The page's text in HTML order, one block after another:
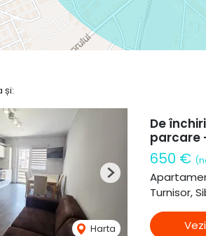
și:
Harta
Next
De
parcare
650 €
Turnisor,